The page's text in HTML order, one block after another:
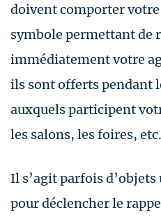
doivent comporter
symbole permettant de
immédiatement votre
ils sont offerts pendant
auxquels participent
les salons, les foires, etc.
Il s’agit parfois
pour déclencher le